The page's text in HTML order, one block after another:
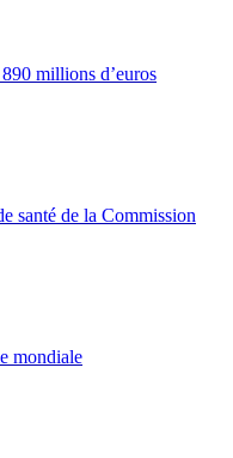
millions d’euros
santé de la Commission
mondiale